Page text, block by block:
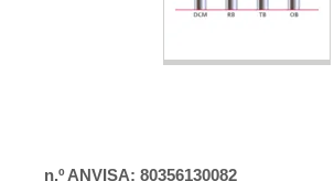
n.º ANVISA: 80356130082